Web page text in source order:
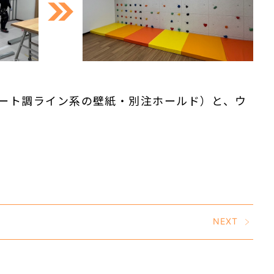
ト調ライン系の壁紙・別注ホールド）と、ウ
NEXT